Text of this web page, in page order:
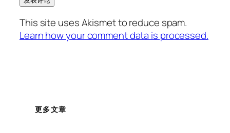
This site uses Akismet to reduce spam.
Learn how your comment data is processed.
更多文章